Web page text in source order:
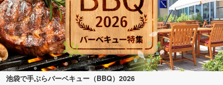
池袋で手ぶらバーベキュー（BBQ）2026